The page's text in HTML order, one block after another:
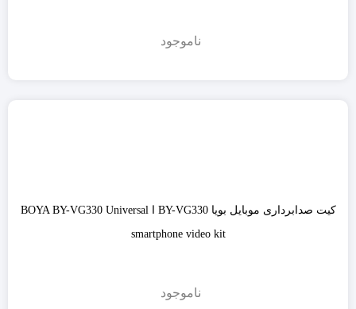
ناموجود
کیت صدابرداری موبایل بویا BY-VG330 ا BOYA BY-VG330 Universal
smartphone video kit
ناموجود